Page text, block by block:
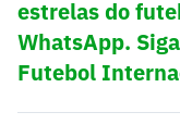
estrelas do
WhatsApp.
Futebol